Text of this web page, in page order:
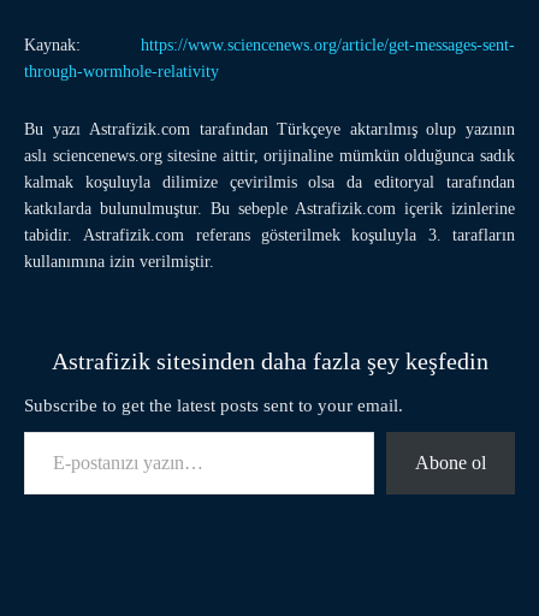
Kaynak: https://www.sciencenews.org/article/get-messages-sent-
through-wormhole-relativity
Bu yazı Astrafizik.com tarafından Türkçeye aktarılmış olup yazının
aslı sciencenews.org sitesine aittir, orijinaline mümkün olduğunca sadık
kalmak koşuluyla dilimize çevirilmis olsa da editoryal tarafından
katkılarda bulunulmuştur. Bu sebeple Astrafizik.com içerik izinlerine
tabidir. Astrafizik.com referans gösterilmek koşuluyla 3. tarafların
kullanımına izin verilmiştir.
Astrafizik sitesinden daha fazla şey keşfedin
Subscribe to get the latest posts sent to your email.
E-postanızı yazın…
Abone ol